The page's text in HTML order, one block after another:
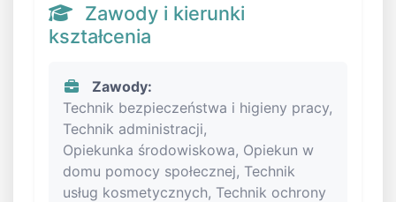
Zawody i kierunki
kształcenia
Zawody:
Technik bezpieczeństwa i higieny pracy,
Technik administracji,
Opiekunka środowiskowa, Opiekun w
domu pomocy społecznej, Technik
usług kosmetycznych, Technik ochrony